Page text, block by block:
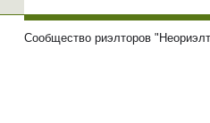
Сообщество риэлторов